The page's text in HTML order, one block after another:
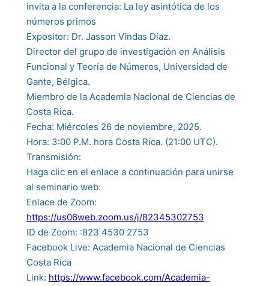
invita a la conferencia: La ley asintótica de los
números primos
Expositor: Dr. Jasson Vindas Díaz.
Director del grupo de investigación en Análisis
Funcional y Teoría de Números, Universidad de
Gante, Bélgica.
Miembro de la Academia Nacional de Ciencias de
Costa Rica.
Fecha: Miércoles 26 de noviembre, 2025.
Hora: 3:00 P.M. hora Costa Rica. (21:00 UTC).
Transmisión:
Haga clic en el enlace a continuación para unirse
al seminario web:
Enlace de Zoom:
https://us06web.zoom.us/j/82345302753
ID de Zoom: :823 4530 2753
Facebook Live: Academia Nacional de Ciencias
Costa Rica
Link: https://www.facebook.com/Academia-